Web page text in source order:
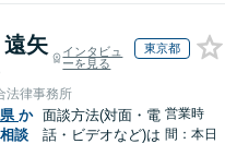
矢
インタビュ
ーを見る
東京都
法律事務所
か
談
面談方法(対面・電
話・ビデオなど)は
営業時
間：本日